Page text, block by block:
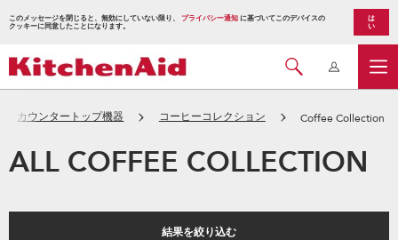
このメッセージを閉じると、無効にしていない限り、 プライバシー通知に基づいてこのデバイスの
クッキーに同意したことになります。
は
い
カウンタートップ機器 コーヒーコレクション Coffee Collection
ALL COFFEE COLLECTION
結果を絞り込む